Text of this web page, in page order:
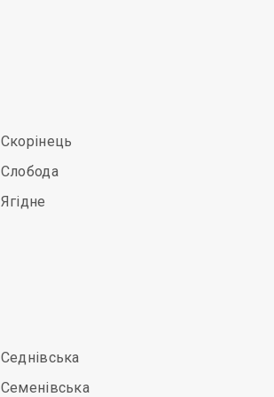
Скорінець
Слобода
Ягідне
Седнівська
Семенівська